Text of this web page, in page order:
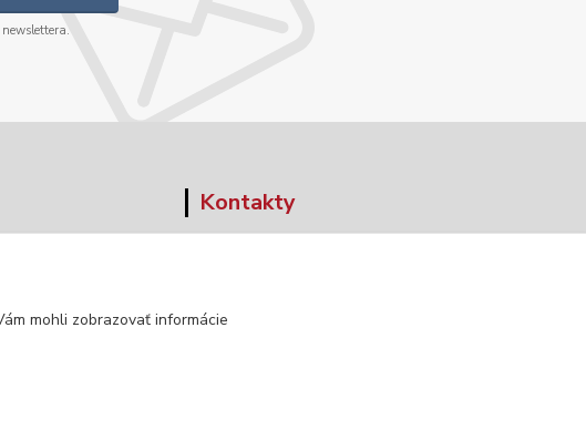
Kontakty
info@norwaywear.sk
mohli zobrazovať informácie